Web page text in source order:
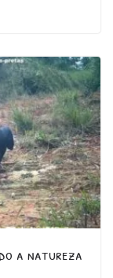
a natureza